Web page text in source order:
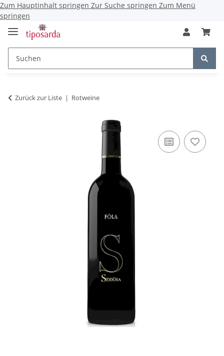
Zum Hauptinhalt springen Zur Suche springen Zum Menü
springen
Zurück zur Liste Rotweine